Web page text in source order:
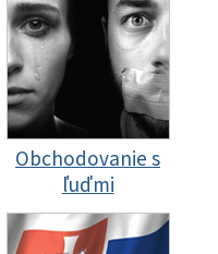
Obchodovanie s
ľuďmi